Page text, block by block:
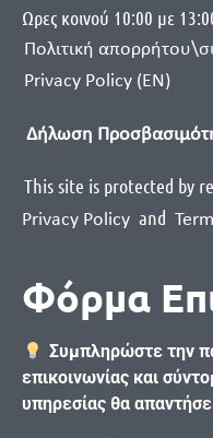
Ωρες κοινού 10:00 με
Πολιτική
Privacy Policy (EN)
Δήλωση
This site is protected by
Privacy Policy and
Φόρμα
Συμπληρώστε την
επικοινωνίας και
υπηρεσίας θα